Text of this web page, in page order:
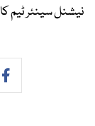
نیشنل سینئر ٹیم